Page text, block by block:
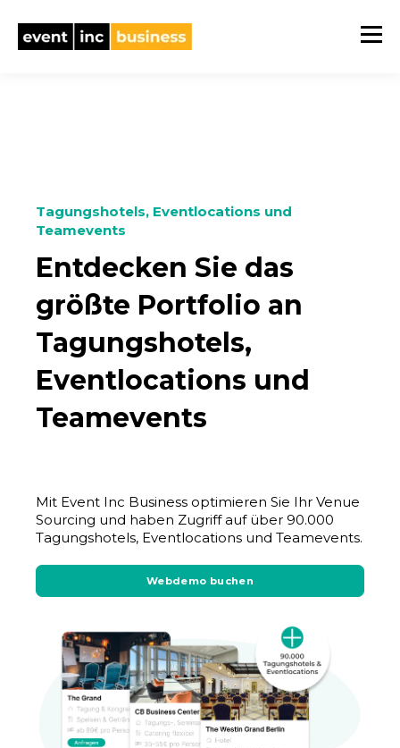
Tagungshotels, Eventlocations und
Teamevents
Entdecken Sie das
größte Portfolio an
Tagungshotels,
Eventlocations und
Teamevents
Mit Event Inc Business optimieren Sie Ihr Venue
Sourcing und haben Zugriff auf über 90.000
Tagungshotels, Eventlocations und Teamevents.
Webdemo buchen